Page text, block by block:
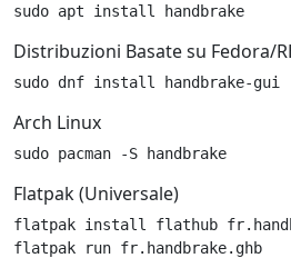
sudo apt install handbrake
Distribuzioni Basate su Fedora/
sudo dnf install handbrake-gui
Arch Linux
sudo pacman -S handbrake
Flatpak (Universale)
flatpak install flathub
flatpak run fr.handbrake.ghb